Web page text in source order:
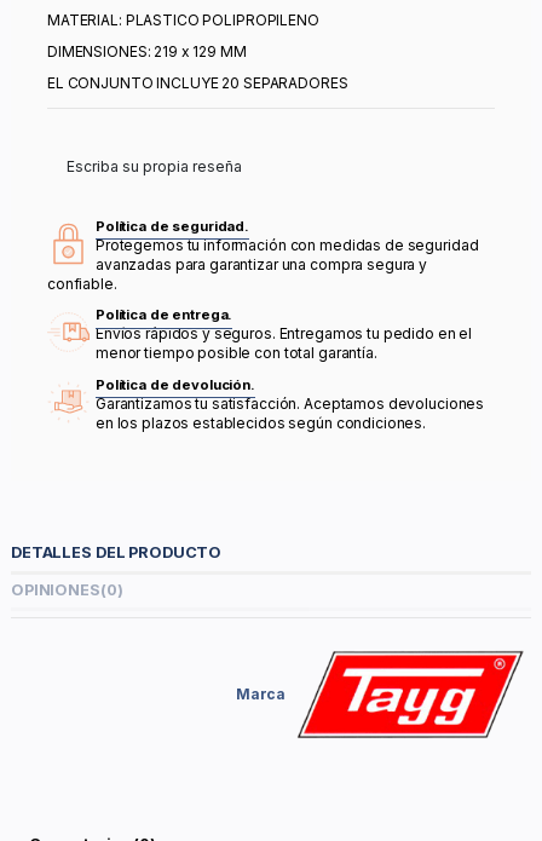
MATERIAL: PLASTICO POLIPROPILENO
DIMENSIONES: 219 x 129 MM
EL CONJUNTO INCLUYE 20 SEPARADORES
Escriba su propia reseña
Política de seguridad.
Protegemos tu información con medidas de seguridad
avanzadas para garantizar una compra segura y
confiable.
Política de entrega.
Envíos rápidos y seguros. Entregamos tu pedido en el
menor tiempo posible con total garantía.
Política de devolución.
Garantizamos tu satisfacción. Aceptamos devoluciones
en los plazos establecidos según condiciones.
DETALLES DEL PRODUCTO
OPINIONES(0)
Marca